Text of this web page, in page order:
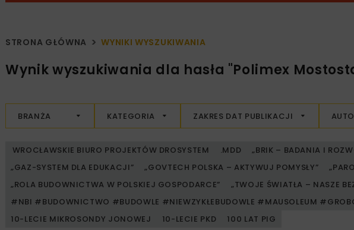
STRONA GŁÓWNA WYNIKI WYSZUKIWANIA
Wynik wyszukiwania dla hasła "Polimex
BRANŻA KATEGORIA ZAKRES DAT PUBLIKACJI
WROCŁAWSKIE BIURO PROJEKTÓW DROSYSTEM .MDD „BRIK – BADANIA I
„GAZ-SYSTEM DLA EDUKACJI”
„GOVTECH POLSKA – AKTYWUJ POMYSŁY”
„ROLA BUDOWNICTWA W POLSKIEJ GOSPODARCE”
„TWOJE ŚWIATŁA – NASZE
#NBI #BUDOWNICTWO #BUDOWLE #NIEWZYKŁEBUDOWLE #MAUSOLEUM
10-LECIE MIKROSONDY JONOWEJ
10-LECIE PKD 100 LAT PIG